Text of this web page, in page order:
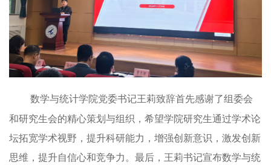
数学与统计学院党委书记王莉致辞首先感谢了组委会
和研究生会的精心策划与组织，希望学院研究生通过学术论
坛拓宽学术视野，提升科研能力，增强创新意识，激发创新
思维，提升自信心和竞争力。最后，王莉书记宣布数学与统